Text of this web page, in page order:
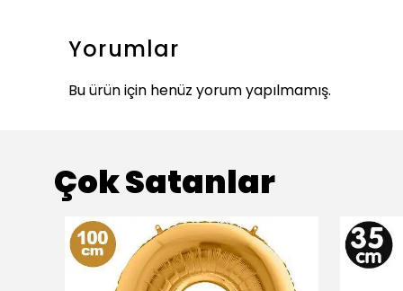
Yorumlar
Bu ürün için henüz yorum yapılmamış.
Çok Satanlar